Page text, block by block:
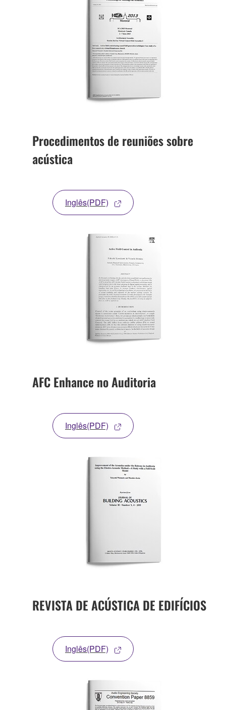
Procedimentos de reuniões sobre
acústica
Inglês(PDF)
AFC Enhance no Auditoria
Inglês(PDF)
REVISTA DE ACÚSTICA DE EDIFÍCIOS
Inglês(PDF)